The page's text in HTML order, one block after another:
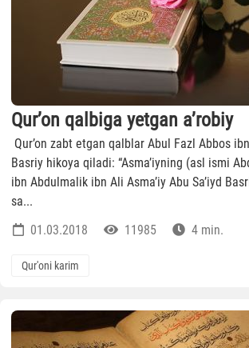
Qur’on qalbiga yetgan a’robiy
Qur’on zabt etgan qalblar Abul Fazl Abbos
Basriy hikoya qiladi: “Asma’iyning (asl ismi
ibn Abdulmalik ibn Ali Asma’iy Abu Sa’iyd
sa...
01.03.2018
11985 4 min.
Qur'oni karim